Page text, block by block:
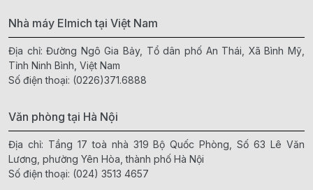
Nhà máy Elmich tại Việt Nam
Địa chỉ: Đường Ngô Gia Bảy, Tổ dân phố An Thái, Xã Bình Mỹ,
Tỉnh Ninh Bình, Việt Nam
Số điện thoại: (0226)371.6888
Văn phòng tại Hà Nội
Địa chỉ: Tầng 17 toà nhà 319 Bộ Quốc Phòng, Số 63 Lê Văn
Lương, phường Yên Hòa, thành phố Hà Nội
Số điện thoại: (024) 3513 4657